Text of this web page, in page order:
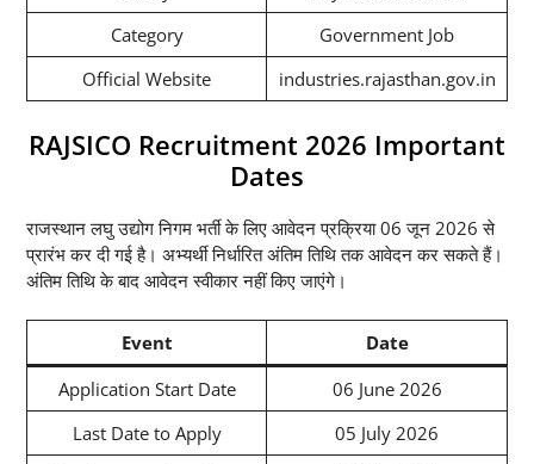
Category
Government Job
Official Website
industries.rajasthan.gov.in
RAJSICO Recruitment 2026 Important
Dates
राजस्थान लघु उद्योग निगम भर्ती के लिए आवेदन प्रक्रिया 06 जून 2026 से
प्रारंभ कर दी गई है। अभ्यर्थी निर्धारित अंतिम तिथि तक आवेदन कर सकते हैं।
अंतिम तिथि के बाद आवेदन स्वीकार नहीं किए जाएंगे।
Event
Date
Application Start Date
06 June 2026
Last Date to Apply
05 July 2026